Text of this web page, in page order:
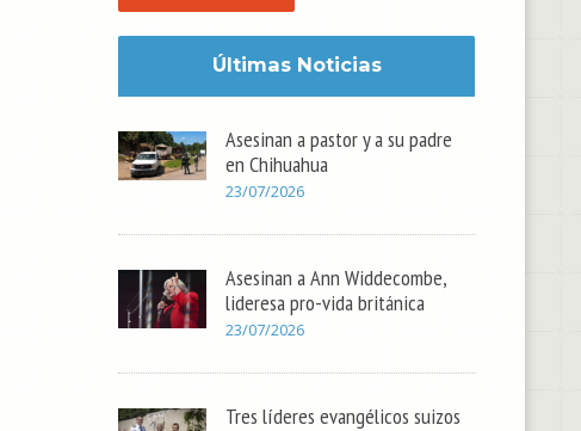
Últimas Noticias
Asesinan a pastor y a su padre
en Chihuahua
23/07/2026
Asesinan a Ann Widdecombe,
lideresa pro-vida británica
23/07/2026
Tres líderes evangélicos suizos